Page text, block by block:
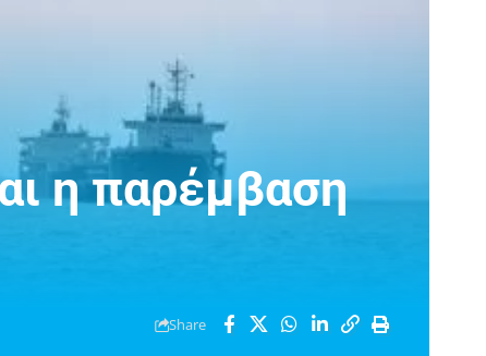
η παρέμβαση
Share